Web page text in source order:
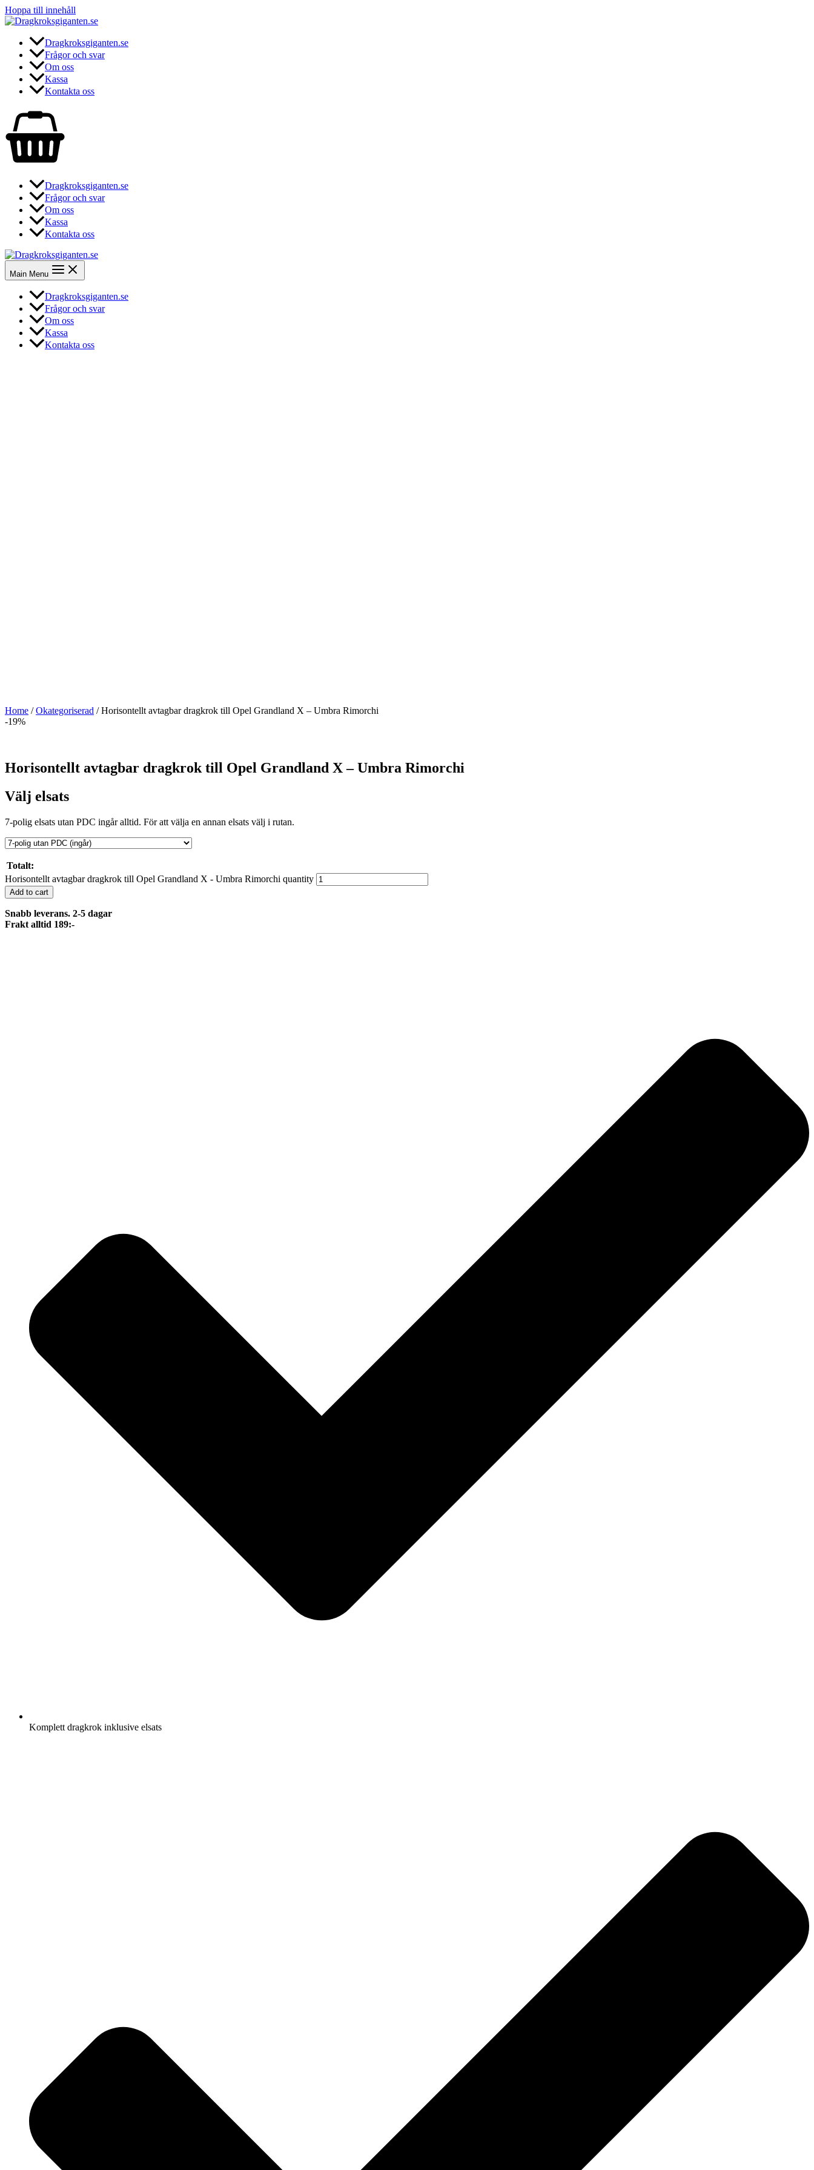
Hoppa till innehåll
Dragkroksgiganten.se
Frågor och svar
Om oss
Kassa
Kontakta oss
Dragkroksgiganten.se
Frågor och svar
Om oss
Kassa
Kontakta oss
Main Menu
Dragkroksgiganten.se
Frågor och svar
Om oss
Kassa
Kontakta oss
Home /Okategoriserad / Horisontellt avtagbar dragkrok till Opel Grandland X – Umbra Rimorchi
-19%
Horisontellt avtagbar dragkrok till Opel Grandland X – Umbra Rimorchi
Välj elsats
7-polig elsats utan PDC ingår alltid. För att välja en annan elsats välj i rutan.
Totalt:
Horisontellt avtagbar dragkrok till Opel Grandland X - Umbra Rimorchi quantity
Add to cart
Snabb leverans. 2-5 dagar
Frakt alltid 189:-
Komplett dragkrok inklusive elsats